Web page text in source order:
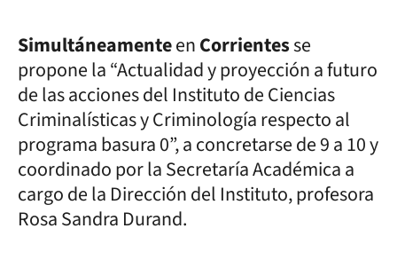
SimultáneamenteenCorrientesse
propone la “Actualidad y proyección a futuro
de las acciones del Instituto de Ciencias
Criminalísticas y Criminología respecto al
programa basura 0”, a concretarse de 9 a 10 y
coordinado por la Secretaría Académica a
cargo de la Dirección del Instituto, profesora
Rosa Sandra Durand.